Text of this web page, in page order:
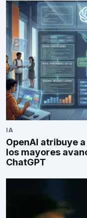
IA
OpenAI atribuye
los mayores
ChatGPT